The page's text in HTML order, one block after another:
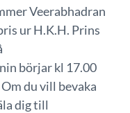
Veerabhadran
ur H.K.H. Prins
börjar kl 17.00
du vill bevaka
dig till